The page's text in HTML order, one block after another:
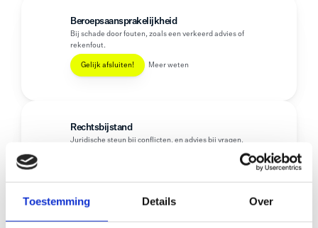
Toestemming Details Over
Beroepsaansprakelijkheid
Bij schade door fouten, zoals een verkeerd advies of
rekenfout.
Gelijk afsluiten! Meer weten
Ongevallen
Rechtsbijstand
Juridische steun bij conflicten, en advies bij vragen.